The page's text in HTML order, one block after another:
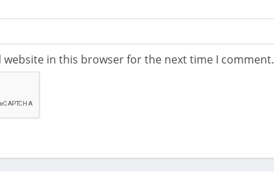
website in this browser for the next time I comment.